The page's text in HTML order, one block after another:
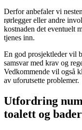
Derfor anbefaler vi
rørlegger eller andre
kostnaden det eventuelt
tjenes inn.
En god prosjektleder vil
samsvar med krav og
Vedkommende vil også
av uforutsette problemer.
Utfordring
toalett og